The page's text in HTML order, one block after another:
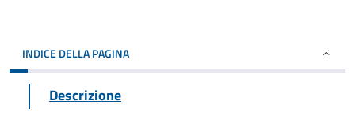
INDICE DELLA PAGINA
Descrizione